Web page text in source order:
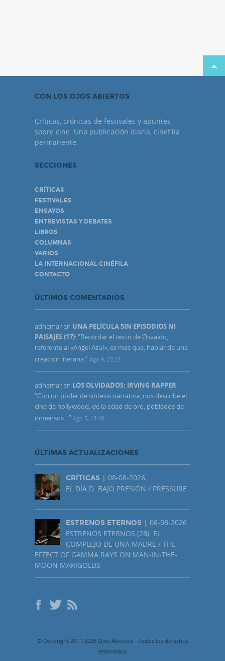
CON LOS OJOS ABIERTOS
Críticas, crónicas de festivales y apuntes
sobre cine. Una publicación diaria, cinefilia
permanente.
SECCIONES
CRÍTICAS
FESTIVALES
ENSAYOS
ENTREVISTAS Y DEBATES
LIBROS
COLUMNAS
VARIOS
LA INTERNACIONAL CINÉFILA
CONTACTO
ÚLTIMOS COMENTARIOS
adhemar en UNA PELÍCULA SIN EPISODIOS NI
PAISAJES (17): “Recordar el texto de Osvaldo,
referente al «Angel Azul», es mas que, hablar de una
creacion literaria.” Ago 9, 22:23
adhemar en LOS OLVIDADOS: IRVING RAPPER:
“Con un poder de síntesis narrativa, nos describe el
cine de hollywood, de la edad de oro, poblados de
inmensos…” Ago 5, 13:49
ÚLTIMAS ACTUALIZACIONES
CRÍTICAS | 08-08-2026
EL DÍA D: BAJO PRESIÓN / PRESSURE
ESTRENOS ETERNOS | 06-08-2026
ESTRENOS ETERNOS (28): EL
COMPLEJO DE UNA MADRE / THE
EFFECT OF GAMMA RAYS ON MAN-IN-THE-
MOON MARIGOLDS
© Copyright 2011-2026 Ojos Abiertos - Todos los derechos
reservados.